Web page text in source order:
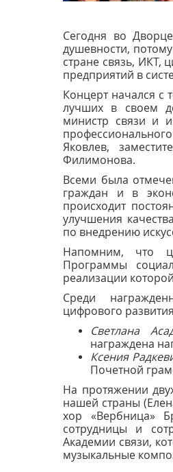
Сегодня во
душевности,
стране связь, ИКТ,
предприятий в
Концерт начался с
лучших в своем
министр связи и
Яковлев,
Филимонова.
Всеми была
граждан и в
происходит
улучшения
по внедрению
Напомним, что
Программы
реализации
Среди
цифрового
Светлана
награждена
Ксения
Почетной
На протяжении
нашей страны
хор «Вербница»
сотрудницы и
Академии связи,
музыкальные